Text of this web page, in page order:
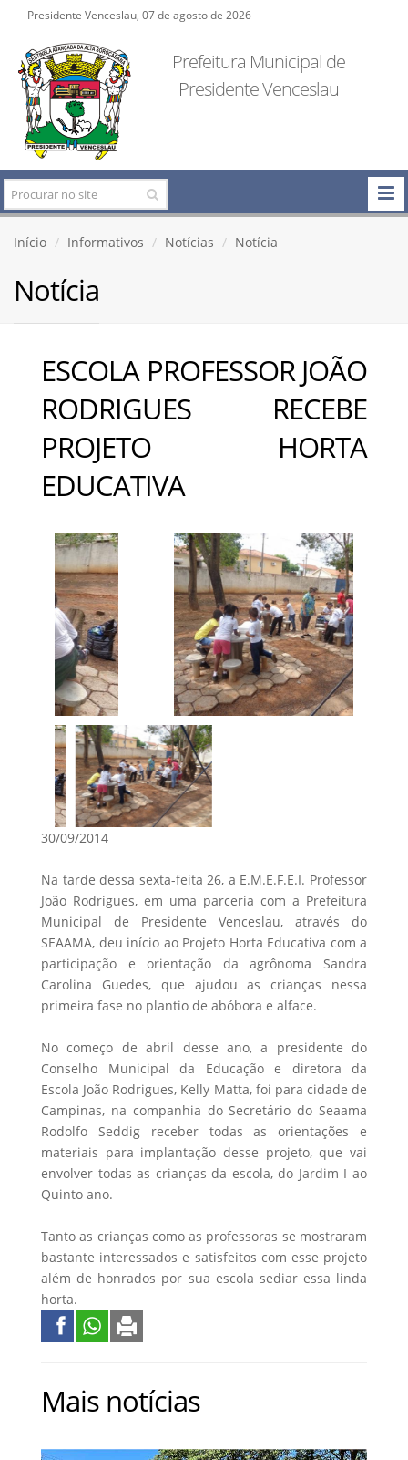
Presidente Venceslau, 07 de agosto de 2026
Prefeitura Municipal de
Presidente Venceslau
Início Informativos Notícias Notícia
Notícia
ESCOLA PROFESSOR JOÃO
RODRIGUES RECEBE
PROJETO HORTA
EDUCATIVA
30/09/2014
Na tarde dessa sexta-feita 26, a E.M.E.F.E.I. Professor
João Rodrigues, em uma parceria com a Prefeitura
Municipal de Presidente Venceslau, através do
SEAAMA, deu início ao Projeto Horta Educativa com a
participação e orientação da agrônoma Sandra
Carolina Guedes, que ajudou as crianças nessa
primeira fase no plantio de abóbora e alface.
No começo de abril desse ano, a presidente do
Conselho Municipal da Educação e diretora da
Escola João Rodrigues, Kelly Matta, foi para cidade de
Campinas, na companhia do Secretário do Seaama
Rodolfo Seddig receber todas as orientações e
materiais para implantação desse projeto, que vai
envolver todas as crianças da escola, do Jardim I ao
Quinto ano.
Tanto as crianças como as professoras se mostraram
bastante interessados e satisfeitos com esse projeto
além de honrados por sua escola sediar essa linda
horta.
Mais notícias